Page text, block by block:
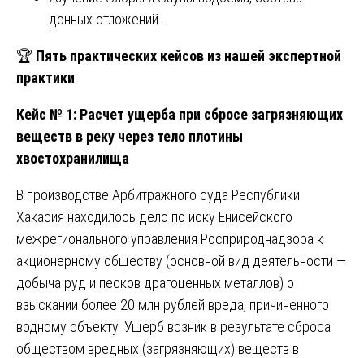
донных отложений .
🏆 Пять практических кейсов из нашей экспертной
практики
Кейс № 1: Расчет ущерба при сбросе загрязняющих
веществ в реку через тело плотины
хвостохранилища
В производстве Арбитражного суда Республики
Хакасия находилось дело по иску Енисейского
межрегионального управления Росприроднадзора к
акционерному обществу (основной вид деятельности —
добыча руд и песков драгоценных металлов) о
взыскании более 20 млн рублей вреда, причиненного
водному объекту. Ущерб возник в результате сброса
обществом вредных (загрязняющих) веществ в